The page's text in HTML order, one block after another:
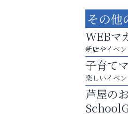
お一人おひ
口元から始ま
阪神相
その
WEBマ
新店やイベ
子育て
楽しいイベ
芦屋の